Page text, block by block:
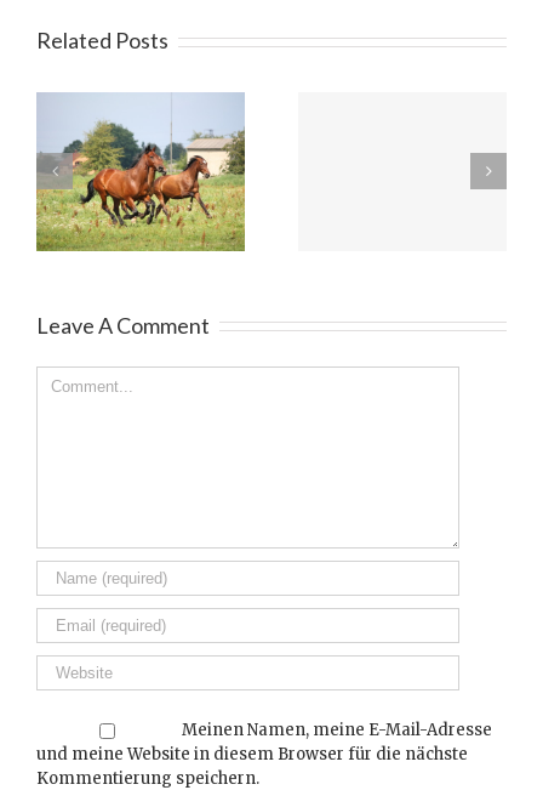
Related Posts
Gefühle spüren
Die Sprache der
Leave A Comment
Comment
Meinen Namen, meine E-Mail-Adresse
und meine Website in diesem Browser für die nächste
Kommentierung speichern.